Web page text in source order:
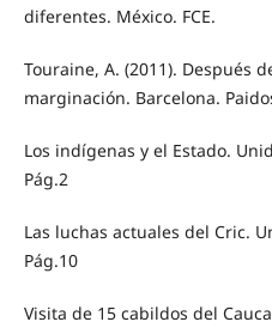
diferentes. México. FCE.
Touraine, A. (2011). Después
marginación. Barcelona.
Los indígenas y el Estado.
Pág.2
Las luchas actuales del Cric.
Pág.10
Visita de 15 cabildos del